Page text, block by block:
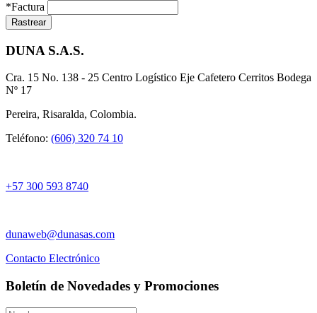
*Factura
Rastrear
DUNA S.A.S.
Cra. 15 No. 138 - 25 Centro Logístico Eje Cafetero Cerritos Bodega
Nº 17
Pereira, Risaralda, Colombia.
Teléfono: (606) 320 74 10
+57 300 593 8740
dunaweb@dunasas.com
Contacto Electrónico
Boletín de Novedades y Promociones